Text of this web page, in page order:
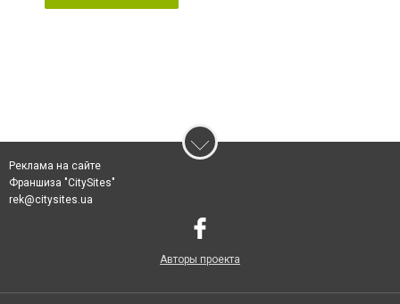
Реклама на сайте
Франшиза "CitySites"
rek@citysites.ua
Авторы проекта